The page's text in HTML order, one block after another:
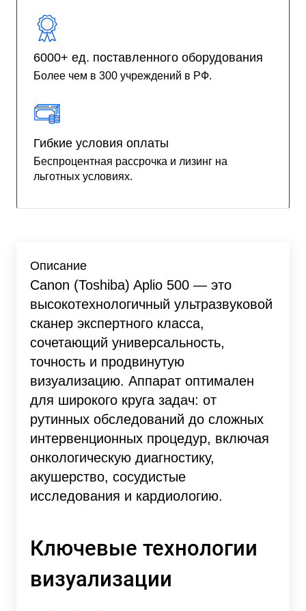
6000+ ед. поставленного оборудования
Более чем в 300 учреждений в РФ.
Гибкие условия оплаты
Беспроцентная рассрочка и лизинг на
льготных условиях.
Описание
Canon (Toshiba) Aplio 500 — это
высокотехнологичный ультразвуковой
сканер экспертного класса,
сочетающий универсальность,
точность и продвинутую
визуализацию. Аппарат оптимален
для широкого круга задач: от
рутинных обследований до сложных
интервенционных процедур, включая
онкологическую диагностику,
акушерство, сосудистые
исследования и кардиологию.
Ключевые технологии
визуализации